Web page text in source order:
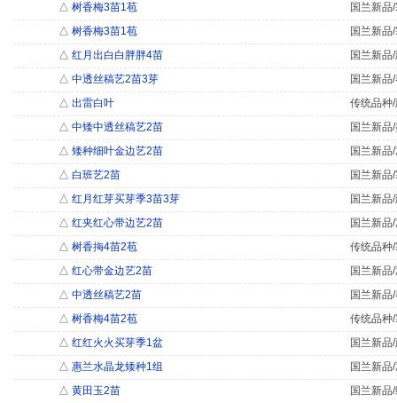
△ 树香梅3苗1苞
国兰新品
△ 树香梅3苗1苞
国兰新品
△ 红月出白白胖胖4苗
国兰新品
△ 中透丝稿艺2苗3芽
国兰新品
△ 出雷白叶
传统品种
△ 中矮中透丝稿艺2苗
国兰新品
△ 矮种细叶金边艺2苗
国兰新品
△ 白班艺2苗
国兰新品
△ 红月红芽买芽季3苗3芽
国兰新品
△ 红夹红心带边艺2苗
国兰新品
△ 树香挴4苗2苞
传统品种
△ 红心带金边艺2苗
国兰新品
△ 中透丝稿艺2苗
国兰新品
△ 树香梅4苗2苞
传统品种
△ 红红火火买芽季1盆
国兰新品
△ 惠兰水晶龙矮种1组
国兰新品
△ 黄田玉2苗 国兰新品